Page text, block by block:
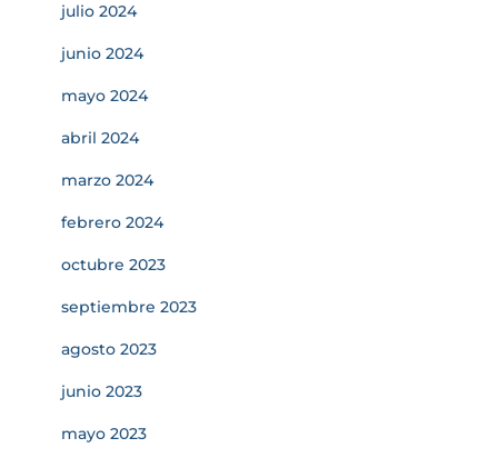
julio 2024
junio 2024
mayo 2024
abril 2024
marzo 2024
febrero 2024
octubre 2023
septiembre 2023
agosto 2023
junio 2023
mayo 2023